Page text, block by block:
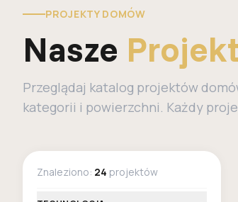
PROJEKTY DOMÓW
Nasze
Przeglądaj katalog projektów
kategorii i powierzchni. Każdy
Znaleziono: 24 projektów